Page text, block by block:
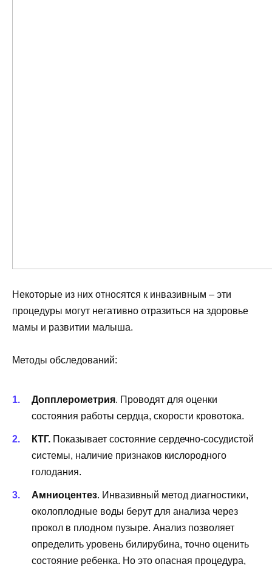
Некоторые из них относятся к инвазивным – эти
процедуры могут негативно отразиться на здоровье
мамы и развитии малыша.
Методы обследований:
Допплерометрия. Проводят для оценки
состояния работы сердца, скорости кровотока.
КТГ. Показывает состояние сердечно-сосудистой
системы, наличие признаков кислородного
голодания.
Амниоцентез. Инвазивный метод диагностики,
околоплодные воды берут для анализа через
прокол в плодном пузыре. Анализ позволяет
определить уровень билирубина, точно оценить
состояние ребенка. Но это опасная процедура,